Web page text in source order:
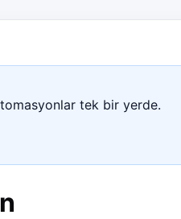
tek bir yerde.